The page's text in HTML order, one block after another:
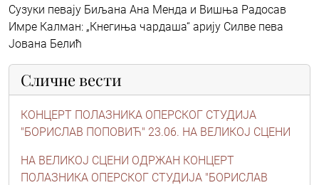
Сузуки певају Биљана Ана Менда и Вишња Радосав
Имре Калман: „Кнегиња чардаша“ арију Силве пева
Јована Белић
Сличне вести
КОНЦЕРТ ПОЛАЗНИКА ОПЕРСКОГ СТУДИЈА
"БОРИСЛАВ ПОПОВИЋ" 23.06. НА ВЕЛИКОЈ СЦЕНИ
НА ВЕЛИКОЈ СЦЕНИ ОДРЖАН КОНЦЕРТ
ПОЛАЗНИКА ОПЕРСКОГ СТУДИЈА "БОРИСЛАВ